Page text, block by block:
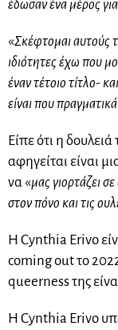
έδωσαν ένα μέρος
«Σκέφτομαι αυτούς
ιδιότητες έχω που
έναν τέτοιο τίτλο-
είναι που
Είπε ότι η δουλειά
αφηγείται είναι
να «μας γιορτάζει
στον πόνο και τις
Η Cynthia Erivo
coming out το
queerness της
Η Cynthia Erivo